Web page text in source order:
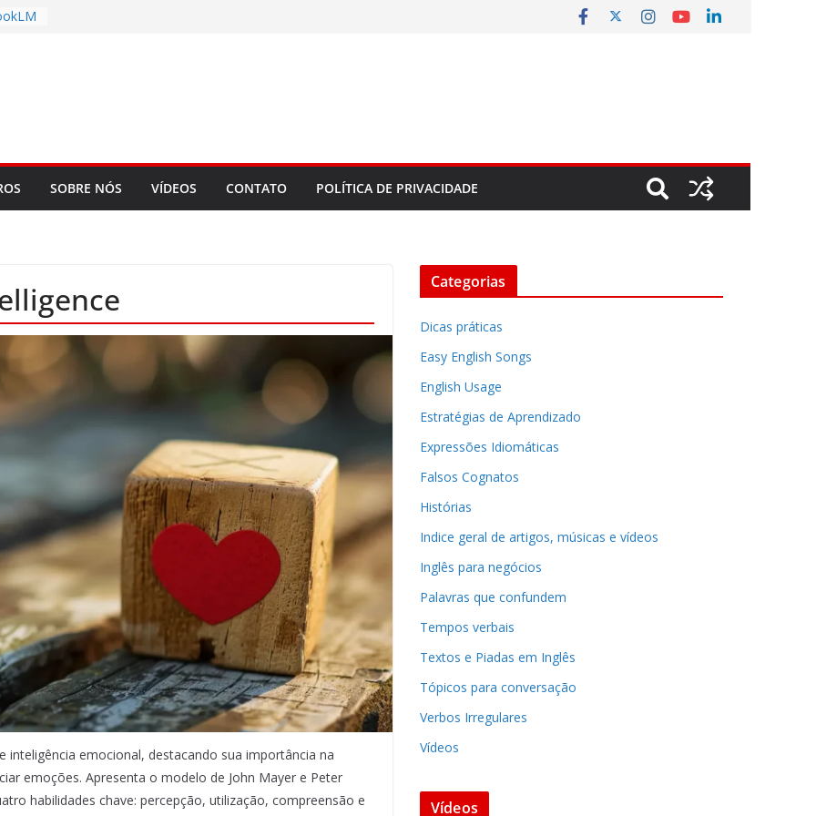
to
SOBRE NÓS VÍDEOS CONTATO POLÍTICA DE PRIVACIDADE
inteligência emocional, destacando sua importância na
emoções. Apresenta o modelo de John Mayer e Peter
habilidades chave: percepção, utilização, compreensão e
Categorias
Dicas práticas
Easy English Songs
English Usage
Estratégias de Aprendizado
Expressões Idiomáticas
Falsos Cognatos
Histórias
Indice geral de artigos, músicas e vídeos
Inglês para negócios
Palavras que confundem
Tempos verbais
Textos e Piadas em Inglês
Tópicos para conversação
Verbos Irregulares
Vídeos
Vídeos